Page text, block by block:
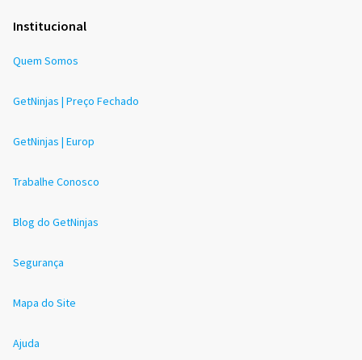
Institucional
Quem Somos
GetNinjas | Preço Fechado
GetNinjas | Europ
Trabalhe Conosco
Blog do GetNinjas
Segurança
Mapa do Site
Ajuda